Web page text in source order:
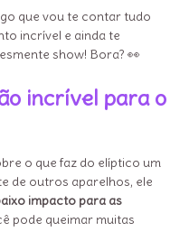
que vou te contar tudo
incrível e ainda te
show! Bora? 👀
incrível para o
o que faz do elíptico um
de outros aparelhos, ele
impacto para as
pode queimar muitas